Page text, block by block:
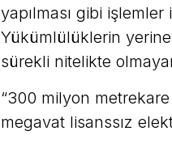
yapılması gibi işlemler
Yükümlülüklerin
sürekli nitelikte
“300 milyon
megavat lisanssız